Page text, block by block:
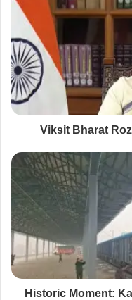
Viksit Bharat
Historic Moment: